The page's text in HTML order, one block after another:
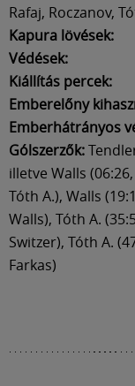
Rafaj, Roczanov,
Kapura lövések:
Védések:
Kiállítás percek:
Emberelőny
Emberhátrányos
Gólszerzők:
illetve Walls
Tóth A.), Walls
Walls), Tóth A.
Switzer), Tóth A.
Farkas)